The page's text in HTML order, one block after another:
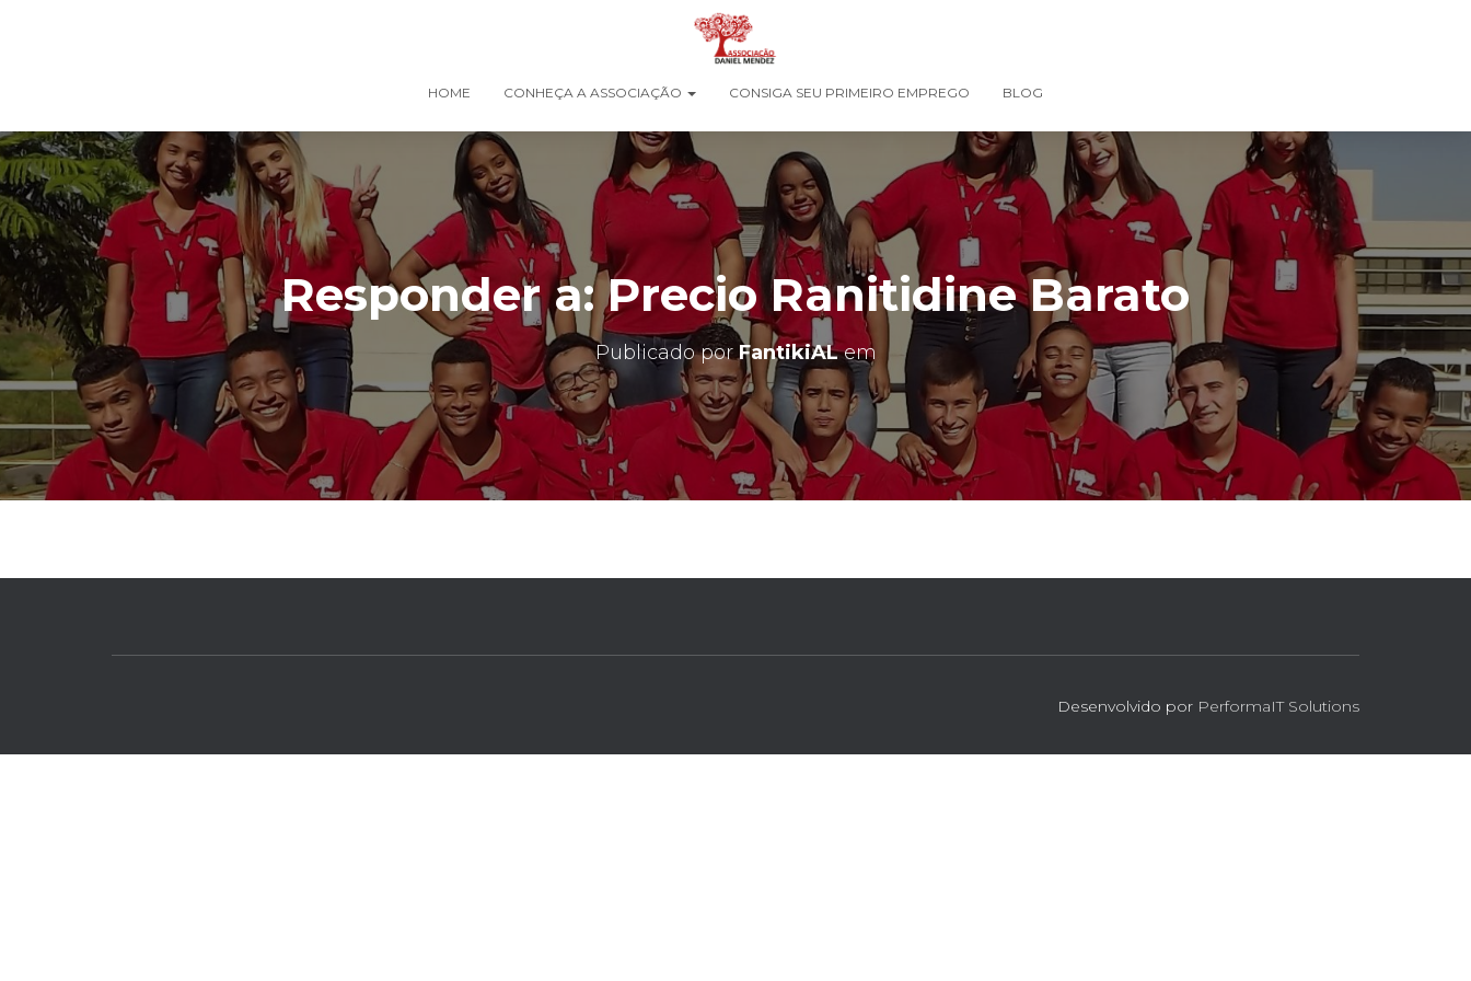
HOME CONHEÇA A ASSOCIAÇÃO CONSIGA SEU PRIMEIRO EMPREGO BLOG
Responder a: Precio Ranitidine Barato
Publicado porFantikiALem
Desenvolvido por PerformaIT Solutions